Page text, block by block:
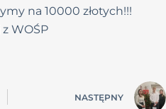
na 10000 złotych!!!
WOŚP
NASTĘPNY